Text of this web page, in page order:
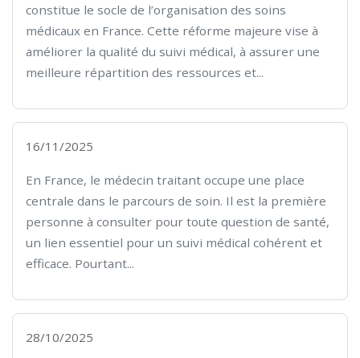
constitue le socle de l’organisation des soins
médicaux en France. Cette réforme majeure vise à
améliorer la qualité du suivi médical, à assurer une
meilleure répartition des ressources et...
16/11/2025
En France, le médecin traitant occupe une place
centrale dans le parcours de soin. Il est la première
personne à consulter pour toute question de santé,
un lien essentiel pour un suivi médical cohérent et
efficace. Pourtant...
28/10/2025